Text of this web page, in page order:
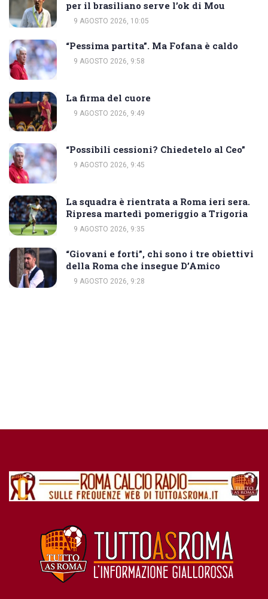
per il brasiliano serve l’ok di Mou
9 AGOSTO 2026, 10:05
“Pessima partita”. Ma Fofana è caldo
9 AGOSTO 2026, 9:58
La firma del cuore
9 AGOSTO 2026, 9:49
“Possibili cessioni? Chiedetelo al Ceo”
9 AGOSTO 2026, 9:45
La squadra è rientrata a Roma ieri sera.
Ripresa martedì pomeriggio a Trigoria
9 AGOSTO 2026, 9:35
“Giovani e forti”, chi sono i tre obiettivi
della Roma che insegue D’Amico
9 AGOSTO 2026, 9:28